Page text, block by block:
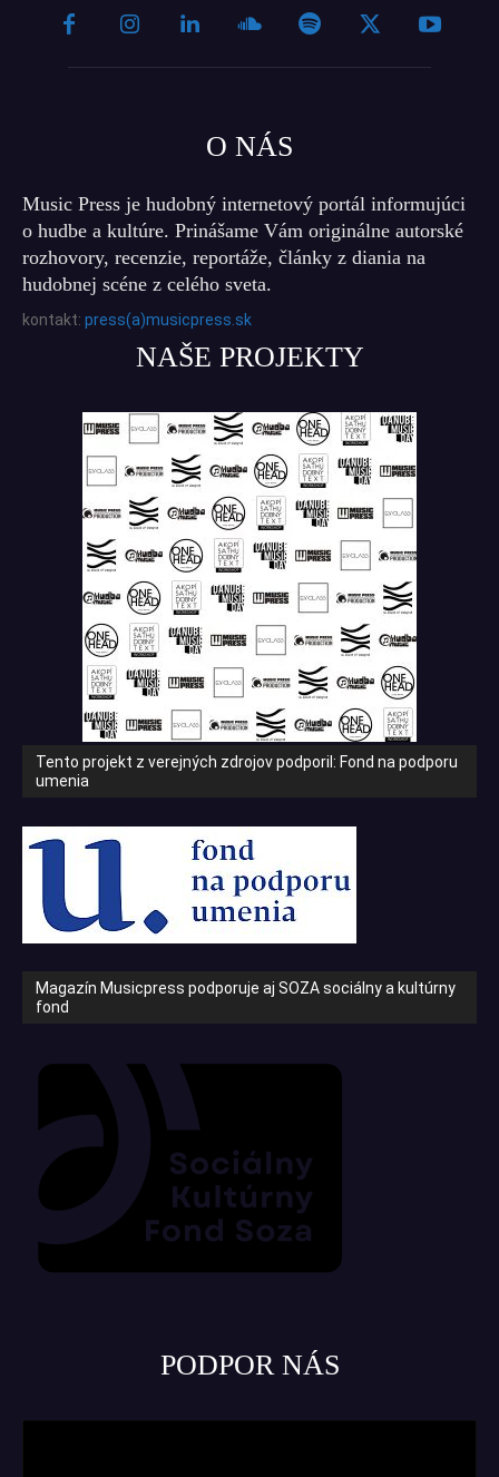
O NÁS
Music Press je hudobný internetový portál informujúci
o hudbe a kultúre. Prinášame Vám originálne autorské
rozhovory, recenzie, reportáže, články z diania na
hudobnej scéne z celého sveta.
kontakt: press(a)musicpress.sk
NAŠE PROJEKTY
Tento projekt z verejných zdrojov podporil: Fond na podporu
umenia
Magazín Musicpress podporuje aj SOZA sociálny a kultúrny
fond
PODPOR NÁS